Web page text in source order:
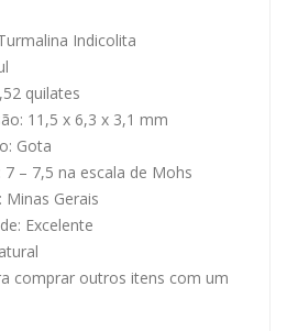
Indicolita
quilates
11,5 x 6,3 x 3,1 mm
Gota
7 – 7,5 na escala de Mohs
Minas Gerais
Excelente
comprar outros itens com um